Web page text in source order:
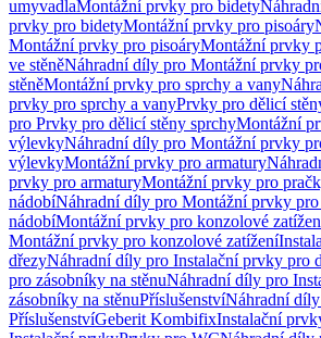
umyvadlaMontážní prvky pro bidety
prvky pro bidetyMontážní prvky pro pisoáry
Montážní prvky pro pisoáryMontážní prvky
ve stěněNáhradní díly pro Montážní prvky
stěněMontážní prvky pro sprchy a vany
prvky pro sprchy a vanyPrvky pro dělicí
pro Prvky pro dělicí stěny sprchyMontážní
výlevkyNáhradní díly pro Montážní prvky
výlevkyMontážní prvky pro armatury
prvky pro armaturyMontážní prvky pro
nádobíNáhradní díly pro Montážní prvky
nádobíMontážní prvky pro konzolové
Montážní prvky pro konzolové zatížení
dřezyNáhradní díly pro Instalační prvky pro
pro zásobníky na stěnuNáhradní díly pro
zásobníky na stěnuPříslušenstvíNáhradní
PříslušenstvíGeberit KombifixInstalační